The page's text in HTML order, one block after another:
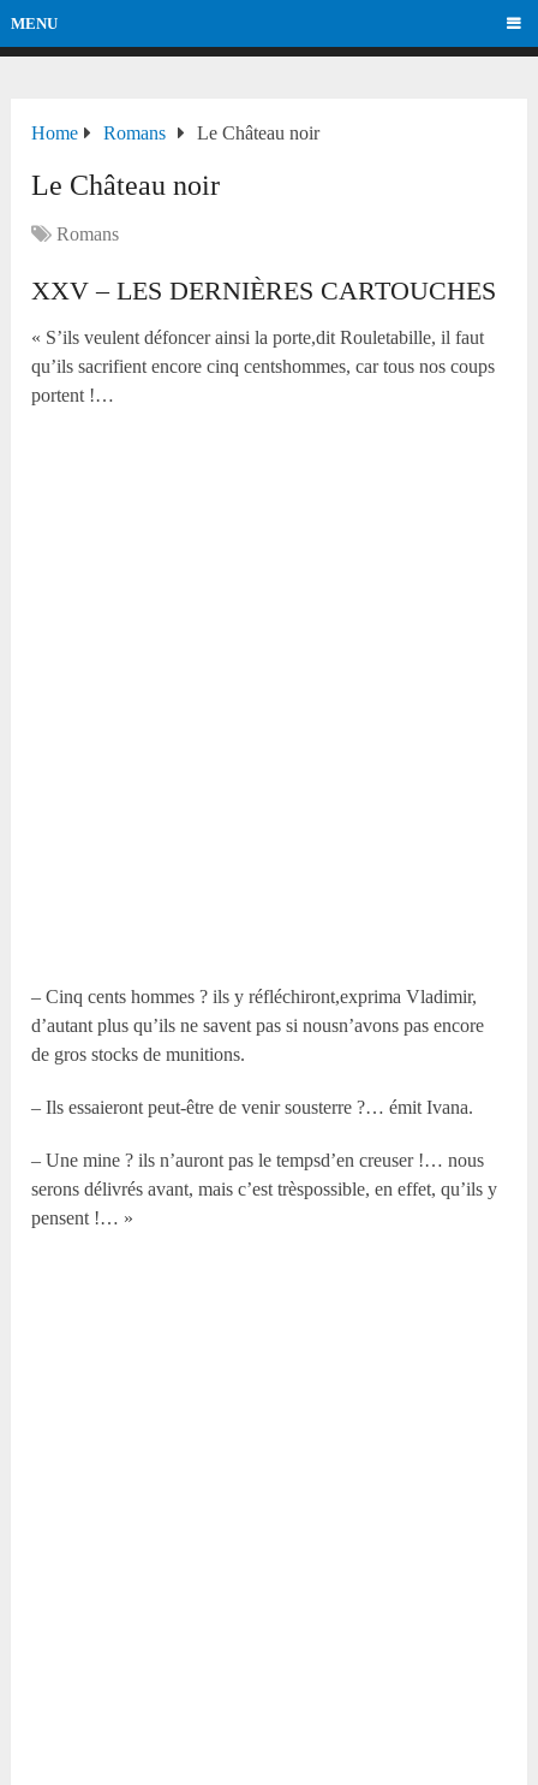
MENU
Home Romans Le Château noir
Le Château noir
Romans
XXV – LES DERNIÈRES CARTOUCHES
« S’ils veulent défoncer ainsi la porte,dit Rouletabille, il faut
qu’ils sacrifient encore cinq centshommes, car tous nos coups
portent !…
– Cinq cents hommes ? ils y réfléchiront,exprima Vladimir,
d’autant plus qu’ils ne savent pas si nousn’avons pas encore
de gros stocks de munitions.
– Ils essaieront peut-être de venir sousterre ?… émit Ivana.
– Une mine ? ils n’auront pas le tempsd’en creuser !… nous
serons délivrés avant, mais c’est trèspossible, en effet, qu’ils y
pensent !… »